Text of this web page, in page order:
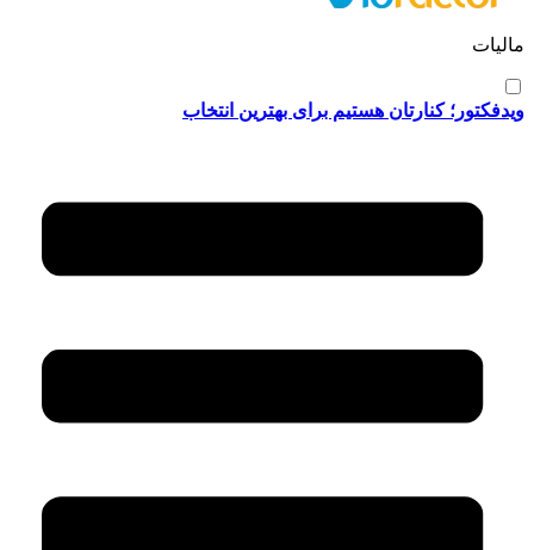
مالیات
ویدفکتور؛ کنارتان هستیم برای بهترین انتخاب